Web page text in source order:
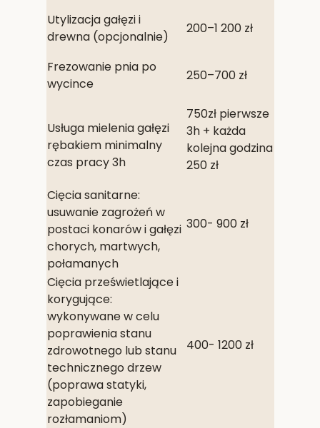
Utylizacja gałęzi i
drewna (opcjonalnie)
200–1 200 zł
Frezowanie pnia po
wycince
250–700 zł
Usługa mielenia gałęzi
rębakiem minimalny
czas pracy 3h
750zł pierwsze
3h + każda
kolejna godzina
250 zł
Cięcia sanitarne:
usuwanie zagrożeń w
postaci konarów i gałęzi
chorych, martwych,
połamanych
300- 900 zł
Cięcia prześwietlające i
korygujące:
wykonywane w celu
poprawienia stanu
zdrowotnego lub stanu
technicznego drzew
(poprawa statyki,
zapobieganie
rozłamaniom)
400- 1200 zł